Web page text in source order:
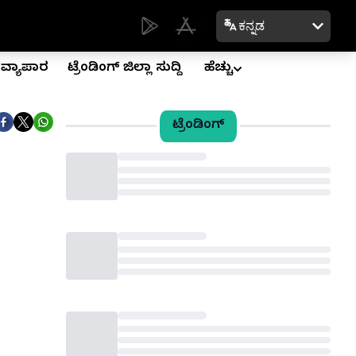
ಕನ್ನಡ
ವ್ಯಾಪಾರ ಟ್ರೆಂಡಿಂಗ್ ಜಿಲ್ಲಾ ಸುದ್ದಿ ಹೆಚ್ಚು
ಟ್ರೆಂಡಿಂಗ್